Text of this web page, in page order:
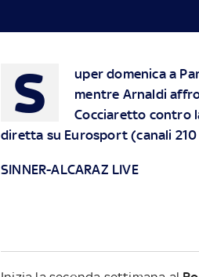
S
uper domenica a
mentre Arnaldi
Cocciaretto contro
diretta su Eurosport (canali
SINNER-ALCARAZ LIVE